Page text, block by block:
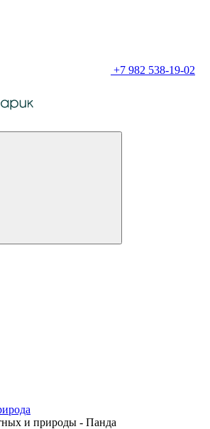
+7 982 538-19-02
и природы - Панда